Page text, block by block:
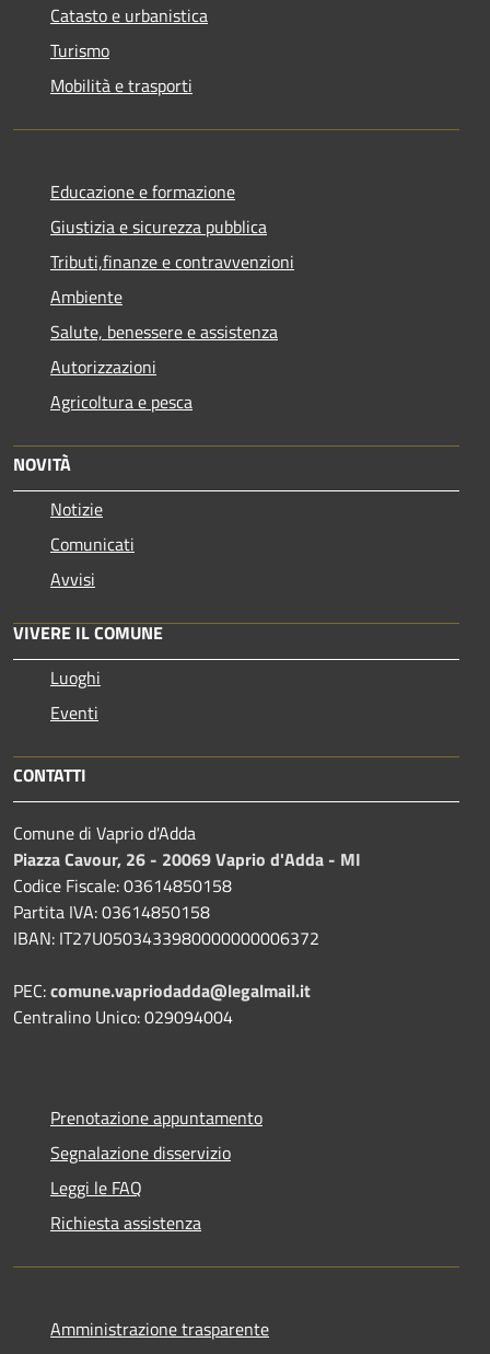
Catasto e urbanistica
Turismo
Mobilità e trasporti
Educazione e formazione
Giustizia e sicurezza pubblica
Tributi,finanze e contravvenzioni
Ambiente
Salute, benessere e assistenza
Autorizzazioni
Agricoltura e pesca
NOVITÀ
Notizie
Comunicati
Avvisi
VIVERE IL COMUNE
Luoghi
Eventi
CONTATTI
Comune di Vaprio d'Adda
Piazza Cavour, 26 - 20069 Vaprio d'Adda - MI
Codice Fiscale: 03614850158
Partita IVA: 03614850158
IBAN: IT27U0503433980000000006372
PEC:comune.vapriodadda@legalmail.it
Centralino Unico: 029094004
Prenotazione appuntamento
Segnalazione disservizio
Leggi le FAQ
Richiesta assistenza
Amministrazione trasparente